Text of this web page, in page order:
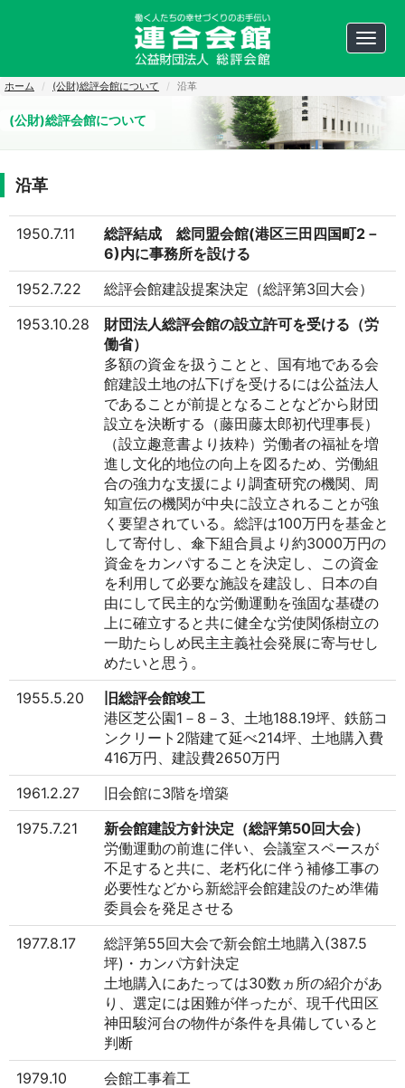
移
動
る
め
ン
イ
主
ホーム (公財)総評会館について 沿革
(公財)総評会館について
沿革
1950.7.11
総評結成 総同盟会館(港区三田四国町2－
6)内に事務所を設ける
1952.7.22
総評会館建設提案決定（総評第3回大会）
1953.10.28
財団法人総評会館の設立許可を受ける（労
働省）
多額の資金を扱うことと、国有地である会
館建設土地の払下げを受けるには公益法人
であることが前提となることなどから財団
設立を決断する（藤田藤太郎初代理事長）
（設立趣意書より抜粋）労働者の福祉を増
進し文化的地位の向上を図るため、労働組
合の強力な支援により調査研究の機関、周
知宣伝の機関が中央に設立されることが強
く要望されている。総評は100万円を基金と
して寄付し、傘下組合員より約3000万円の
資金をカンパすることを決定し、この資金
を利用して必要な施設を建設し、日本の自
由にして民主的な労働運動を強固な基礎の
上に確立すると共に健全な労使関係樹立の
一助たらしめ民主主義社会発展に寄与せし
めたいと思う。
1955.5.20
旧総評会館竣工
港区芝公園1－8－3、土地188.19坪、鉄筋コ
ンクリート2階建て延べ214坪、土地購入費
416万円、建設費2650万円
1961.2.27
旧会館に3階を増築
1975.7.21
新会館建設方針決定（総評第50回大会）
労働運動の前進に伴い、会議室スペースが
不足すると共に、老朽化に伴う補修工事の
必要性などから新総評会館建設のため準備
委員会を発足させる
1977.8.17
総評第55回大会で新会館土地購入(387.5
坪)・カンパ方針決定
土地購入にあたっては30数ヵ所の紹介があ
り、選定には困難が伴ったが、現千代田区
神田駿河台の物件が条件を具備していると
判断
1979.10
会館工事着工